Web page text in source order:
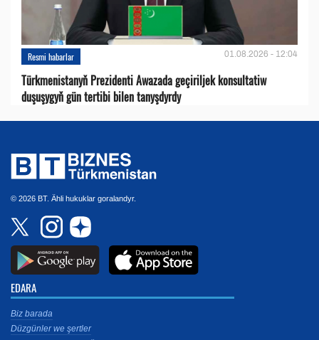
Resmi habarlar 01.08.2026 - 12:04
Türkmenistanyň Prezidenti Awazada geçiriljek konsultatiw
duşuşygyň gün tertibi bilen tanyşdyrdy
© 2026 BT. Ähli hukuklar goralandyr.
EDARA
Biz barada
Düzgünler we şertler